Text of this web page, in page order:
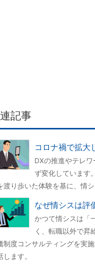
記事
コロナ禍で拡大
DXの推進やテレ
ず変化しています
渡り歩いた体験を基に、情
なぜ情シスは評
かつて情シスは「
く、転職以外で昇
制度コンサルティングを実
します。